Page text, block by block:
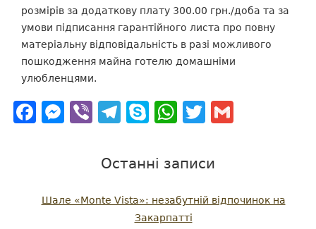
розмірів за додаткову плату 300.00 грн./доба та за
умови підписання гарантійного листа про повну
матеріальну відповідальність в разі можливого
пошкодження майна готелю домашніми
улюбленцями.
Facebook
Messenger
ViberTelegram
Skype
WhatsApp
Twitter
Останні записи
Шале «Monte Vista»: незабутній відпочинок на
Закарпатті